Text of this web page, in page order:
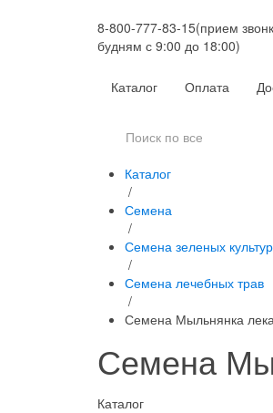
8-800-777-83-15(прием
будням с 9:00 до 18:00)
Каталог
Оплата
Каталог
/
Семена
/
Семена зеленых культур
/
Семена лечебных трав
/
Семена Мыльнянка
Семена
Каталог